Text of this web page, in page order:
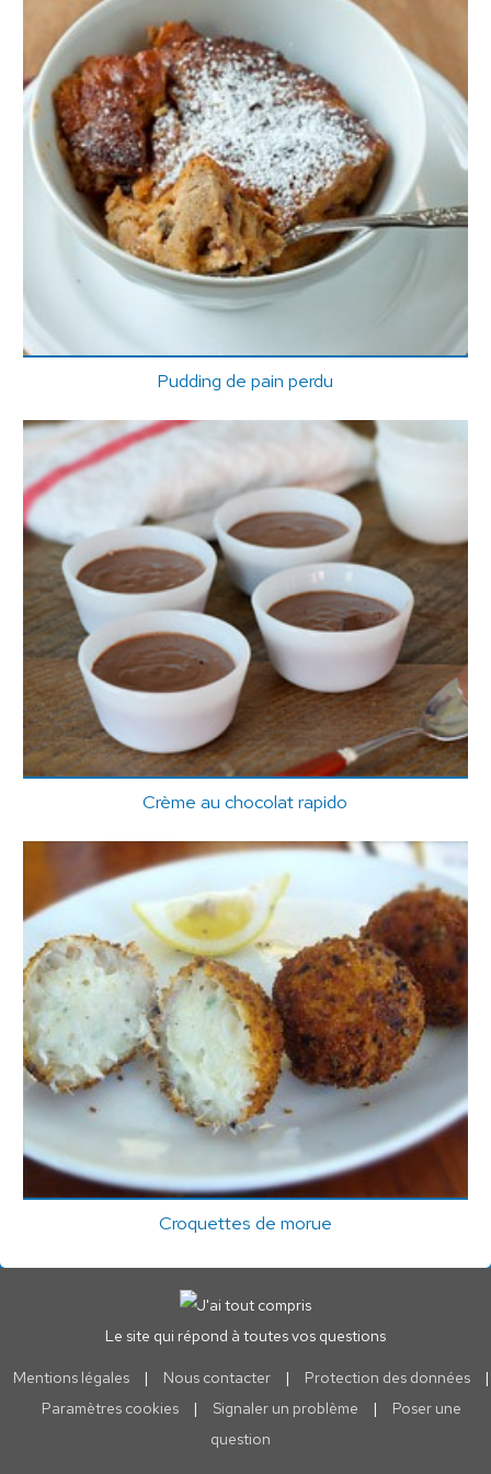
Pudding de pain perdu
Crème au chocolat rapido
Croquettes de morue
Le site qui répond à toutes vos questions
Mentions légales | Nous contacter | Protection des données
|
Paramètres cookies
| Signaler un problème |
Poser une
question